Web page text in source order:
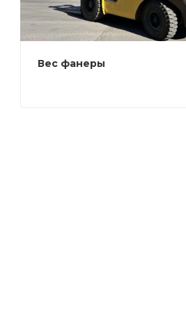
Вес фанеры